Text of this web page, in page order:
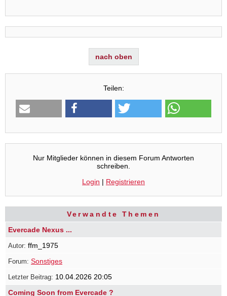
nach oben
Teilen:
Nur Mitglieder können in diesem Forum Antworten
schreiben.
Login | Registrieren
Verwandte Themen
Evercade Nexus ...
ffm_1975
Sonstiges
10.04.2026 20:05
Coming Soon from Evercade ?